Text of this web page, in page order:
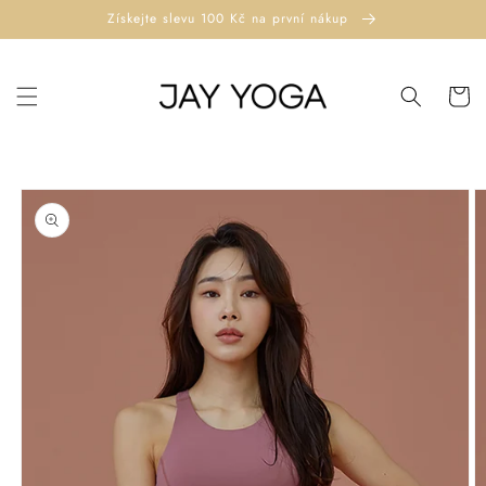
obsahu
Získejte slevu 100 Kč na první nákup
Košík
informace
produktu